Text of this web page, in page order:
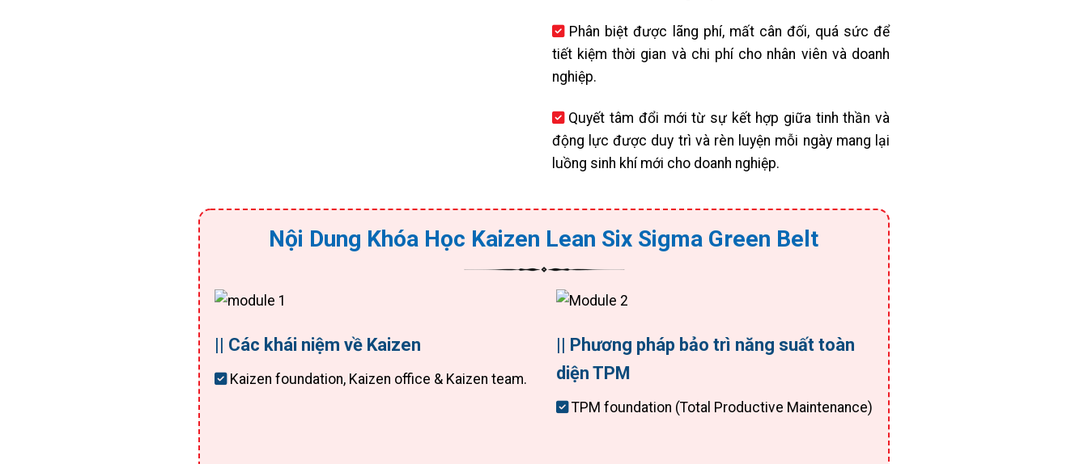
Phân biệt được lãng phí, mất cân đối, quá sức để
tiết kiệm thời gian và chi phí cho nhân viên và doanh
nghiệp.
Quyết tâm đổi mới từ sự kết hợp giữa tinh thần và
động lực được duy trì và rèn luyện mỗi ngày mang lại
luồng sinh khí mới cho doanh nghiệp.
Nội Dung Khóa Học Kaizen Lean Six Sigma Green Belt
|| Các khái niệm về Kaizen
Kaizen foundation, Kaizen office & Kaizen team.
|| Phương pháp bảo trì năng suất toàn
diện TPM
TPM foundation (Total Productive Maintenance)